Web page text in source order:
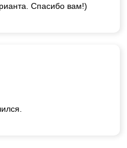
Спасибо вам!)